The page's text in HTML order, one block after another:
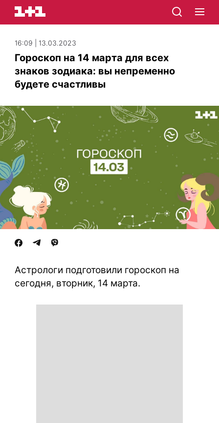
16:09 | 13.03.2023
Гороскоп на 14 марта для всех
знаков зодиака: вы непременно
будете счастливы
Астрологи подготовили гороскоп на
сегодня, вторник, 14 марта.